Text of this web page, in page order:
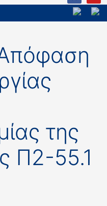
της
Π2-55.1